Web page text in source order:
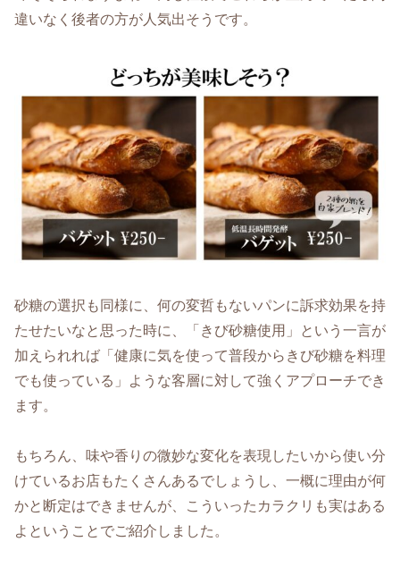
違いなく後者の方が人気出そうです。
砂糖の選択も同様に、何の変哲もないパンに訴求効果を持
たせたいなと思った時に、「きび砂糖使用」という一言が
加えられれば「健康に気を使って普段からきび砂糖を料理
でも使っている」ような客層に対して強くアプローチでき
ます。
もちろん、味や香りの微妙な変化を表現したいから使い分
けているお店もたくさんあるでしょうし、一概に理由が何
かと断定はできませんが、こういったカラクリも実はある
よということでご紹介しました。